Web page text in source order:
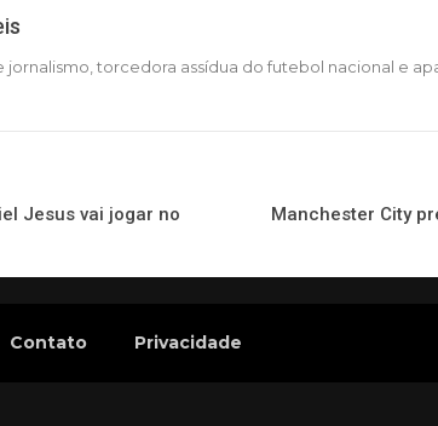
jornalismo, torcedora assídua do futebol nacional e
Jesus vai jogar no
Manchester City
Contato Privacidade